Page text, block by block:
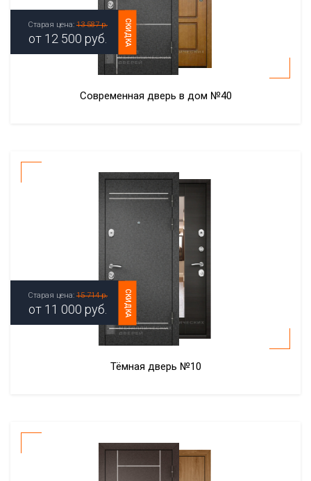
СКИДКА
Старая цена: 13 587 р.
от 12 500 руб.
Современная дверь в дом №40
СКИДКА
Старая цена: 15 714 р.
от 11 000 руб.
Тёмная дверь №10